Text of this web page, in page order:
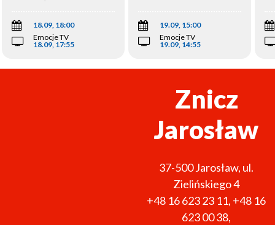
Inowrocław
18.09, 18:00
Emocje TV
18.09, 17:55
19.09, 15:00
Emocje TV
19.09, 14:55
Znicz
Jarosław
37-500Jarosław, ul.
Zielińskiego 4
+48 16 623 23 11, +48 16
623 00 38,